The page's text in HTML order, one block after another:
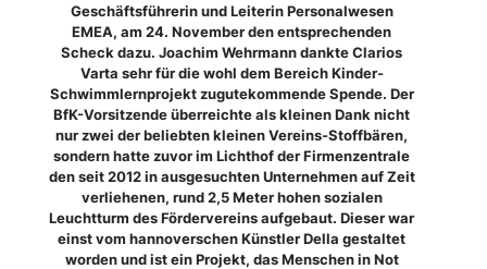
Geschäftsführerin und Leiterin Personalwesen
EMEA, am 24. November den entsprechenden
Scheck dazu. Joachim Wehrmann dankte Clarios
Varta sehr für die wohl dem Bereich Kinder-
Schwimmlernprojekt zugutekommende Spende. Der
BfK-Vorsitzende überreichte als kleinen Dank nicht
nur zwei der beliebten kleinen Vereins-Stoffbären,
sondern hatte zuvor im Lichthof der Firmenzentrale
den seit 2012 in ausgesuchten Unternehmen auf Zeit
verliehenen, rund 2,5 Meter hohen sozialen
Leuchtturm des Fördervereins aufgebaut. Dieser war
einst vom hannoverschen Künstler Della gestaltet
worden und ist ein Projekt, das Menschen in Not